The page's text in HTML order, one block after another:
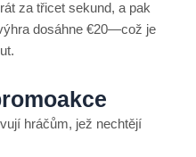
za třicet sekund, a pak
dosáhne €20—což je
hráčům, jež nechtějí